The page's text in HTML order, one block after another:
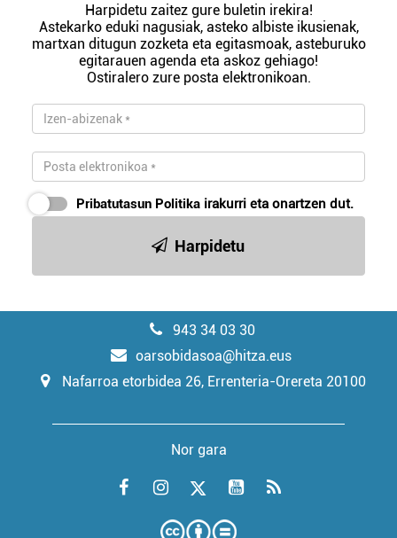
Harpidetu zaitez gure buletin irekira!
Astekarko eduki nagusiak, asteko albiste ikusienak,
martxan ditugun zozketa eta egitasmoak, asteburuko
egitarauen agenda eta askoz gehiago!
Ostiralero zure posta elektronikoan.
Pribatutasun Politika irakurri eta onartzen dut.
Harpidetu
943 34 03 30
oarsobidasoa@hitza.eus
Nafarroa etorbidea 26, Errenteria-Orereta 20100
Nor gara